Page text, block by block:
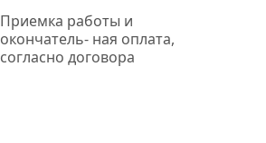
Приемка работы и
окончатель- ная оплата,
согласно договора